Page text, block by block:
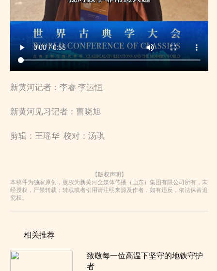
新黄河记者：李睿 李运恒
新黄河见习记者：曹晓旭
剪辑：王瑶华 校对：汤琪
【版权声明】
本稿件为独家原创，版权为新黄河全媒体传播（山东）集团有限公司所有，未
经授权，严禁转载；转载或者引用请注明来源及作者，如有违反，依法保留追
究权。
相关推荐
致敬每一位高温下坚守的地铁守护
者